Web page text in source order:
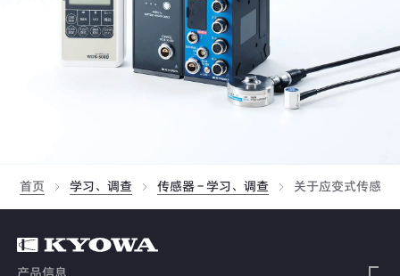
首页 学习、调查 传感器 - 学习、调查 关于应变式传感器
产品信息